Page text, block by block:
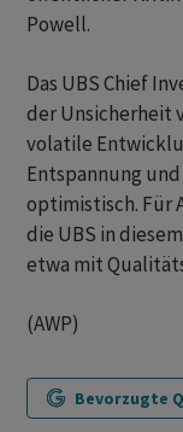
Powell.
Das UBS Chief
der Unsicherheit
volatile
Entspannung
optimistisch. Für
die UBS in
etwa mit
(AWP)
Bevorzugte